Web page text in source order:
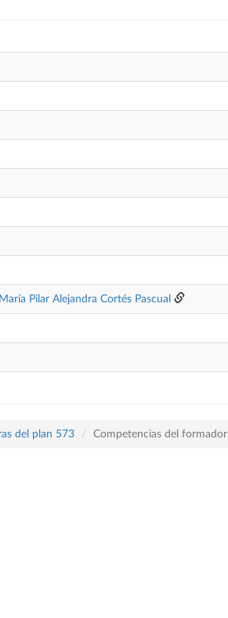
María Pilar Alejandra Cortés Pascual
del plan 573 Competencias del formador